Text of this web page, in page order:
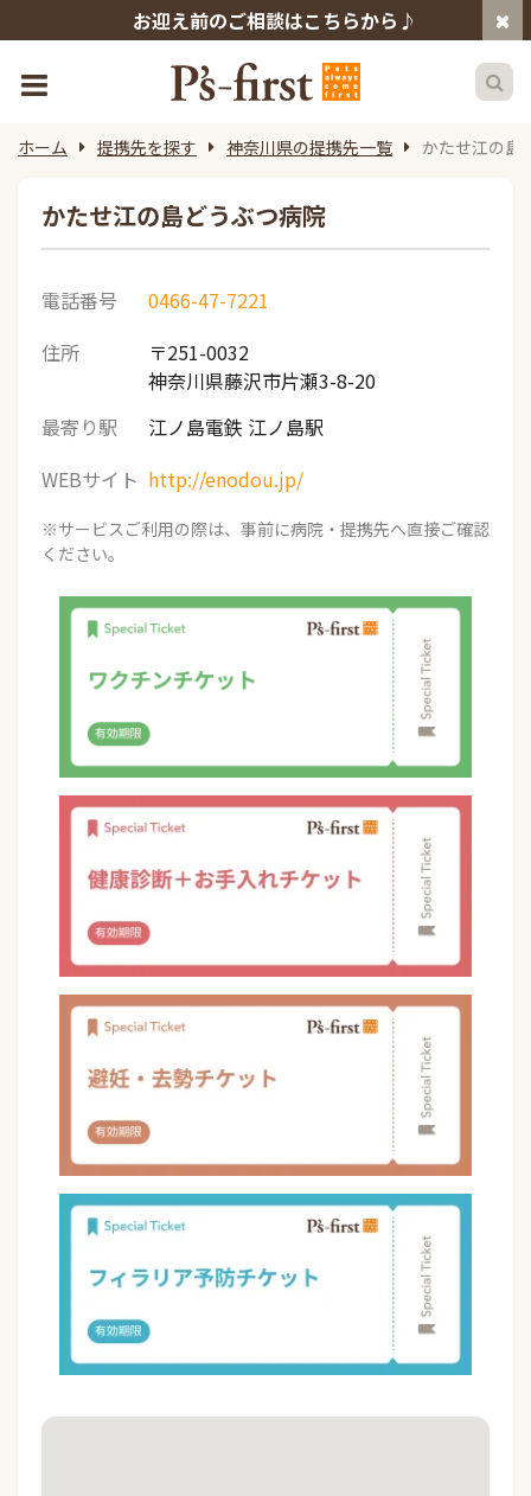
お迎え前のご相談はこちらから♪
ホーム 提携先を探す 神奈川県の提携先一覧 かたせ江の島
かたせ江の島どうぶつ病院
電話番号
0466-47-7221
住所
〒251-0032
神奈川県藤沢市片瀬3-8-20
最寄り駅
江ノ島電鉄 江ノ島駅
WEBサイト http://enodou.jp/
※サービスご利用の際は、事前に病院・提携先へ直接ご確認
ください。